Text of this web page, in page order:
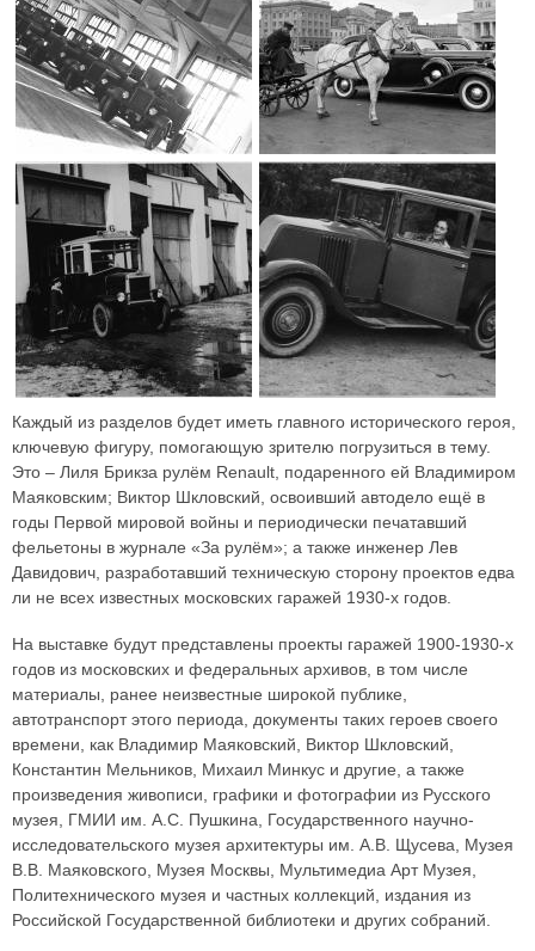
Каждый из разделов будет иметь главного исторического героя,
ключевую фигуру, помогающую зрителю погрузиться в тему.
Это – Лиля Брикза рулём Renault, подаренного ей Владимиром
Маяковским; Виктор Шкловский, освоивший автодело ещё в
годы Первой мировой войны и периодически печатавший
фельетоны в журнале «За рулём»; а также инженер Лев
Давидович, разработавший техническую сторону проектов едва
ли не всех известных московских гаражей 1930-х годов.
На выставке будут представлены проекты гаражей 1900-1930-х
годов из московских и федеральных архивов, в том числе
материалы, ранее неизвестные широкой публике,
автотранспорт этого периода, документы таких героев своего
времени, как Владимир Маяковский, Виктор Шкловский,
Константин Мельников, Михаил Минкус и другие, а также
произведения живописи, графики и фотографии из Русского
музея, ГМИИ им. А.С. Пушкина, Государственного научно-
исследовательского музея архитектуры им. А.В. Щусева, Музея
В.В. Маяковского, Музея Москвы, Мультимедиа Арт Музея,
Политехнического музея и частных коллекций, издания из
Российской Государственной библиотеки и других собраний.